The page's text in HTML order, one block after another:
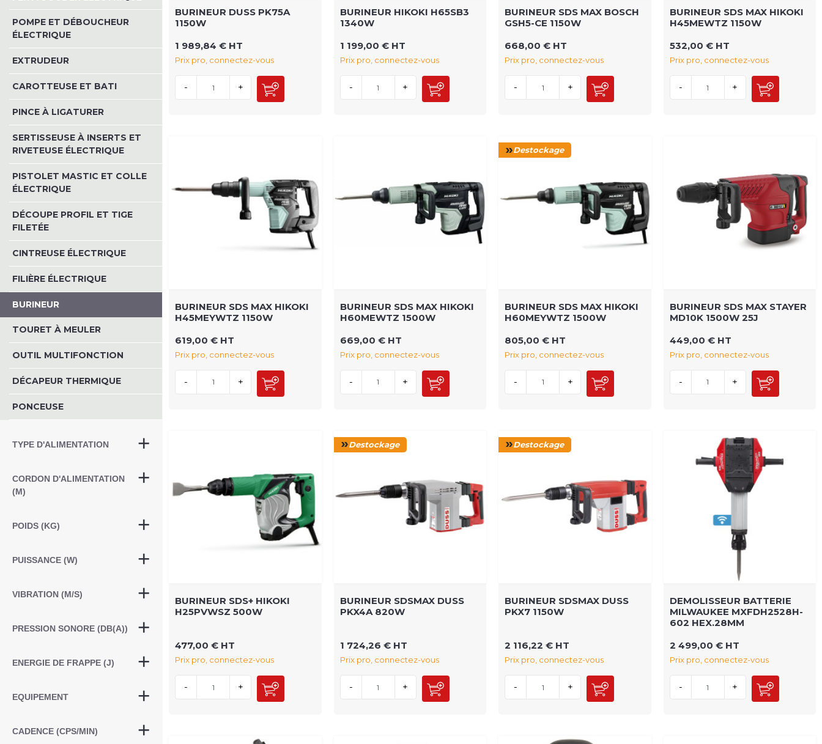
POMPE ET DÉBOUCHEUR
ÉLECTRIQUE
EXTRUDEUR
CAROTTEUSE ET BATI
PINCE À LIGATURER
SERTISSEUSE À INSERTS ET
RIVETEUSE ÉLECTRIQUE
PISTOLET MASTIC ET COLLE
ÉLECTRIQUE
DÉCOUPE PROFIL ET TIGE
FILETÉE
CINTREUSE ÉLECTRIQUE
FILIÈRE ÉLECTRIQUE
BURINEUR
TOURET À MEULER
OUTIL MULTIFONCTION
DÉCAPEUR THERMIQUE
PONCEUSE
TYPE D'ALIMENTATION
CORDON D'ALIMENTATION
(M)
POIDS (KG)
PUISSANCE (W)
VIBRATION (M/S)
PRESSION SONORE (DB(A))
ENERGIE DE FRAPPE (J)
EQUIPEMENT
CADENCE (CPS/MIN)
BURINEUR DUSS PK75A
1150W
1 989,84 € HT
Prix pro, connectez-vous
- +
BURINEUR HIKOKI H65SB3
1340W
1 199,00 € HT
Prix pro, connectez-vous
- +
BURINEUR SDS MAX BOSCH
GSH5-CE 1150W
668,00 € HT
Prix pro, connectez-vous
- +
BURINEUR SDS MAX HIKOKI
H45MEWTZ 1150W
532,00 € HT
Prix pro, connectez-vous
- +
BURINEUR SDS MAX HIKOKI
H45MEYWTZ 1150W
619,00 € HT
Prix pro, connectez-vous
- +
BURINEUR SDS MAX HIKOKI
H60MEWTZ 1500W
669,00 € HT
Prix pro, connectez-vous
- +
Destockage
BURINEUR SDS MAX HIKOKI
H60MEYWTZ 1500W
805,00 € HT
Prix pro, connectez-vous
- +
BURINEUR SDS MAX STAYER
MD10K 1500W 25J
449,00 € HT
Prix pro, connectez-vous
- +
BURINEUR SDS+ HIKOKI
H25PVWSZ 500W
477,00 € HT
Prix pro, connectez-vous
- +
Destockage
BURINEUR SDSMAX DUSS
PKX4A 820W
1 724,26 € HT
Prix pro, connectez-vous
- +
Destockage
BURINEUR SDSMAX DUSS
PKX7 1150W
2 116,22 € HT
Prix pro, connectez-vous
- +
DEMOLISSEUR BATTERIE
MILWAUKEE MXFDH2528H-
602 HEX.28MM
2 499,00 € HT
Prix pro, connectez-vous
- +